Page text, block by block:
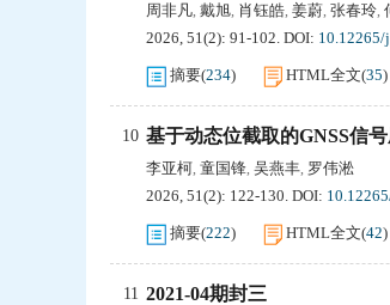
周非凡, 戴旭, 肖钰皓, 姜蔚, 张春玲,
2026, 51(2): 91-102. DOI: 10.12265/
摘要(234) HTML全文(35)
10 基于动态位截取的GNSS信
李亚柯, 童国锋, 吴燕丰, 罗伟淞
2026, 51(2): 122-130. DOI:
摘要(222) HTML全文(42)
11 2021-04期封三